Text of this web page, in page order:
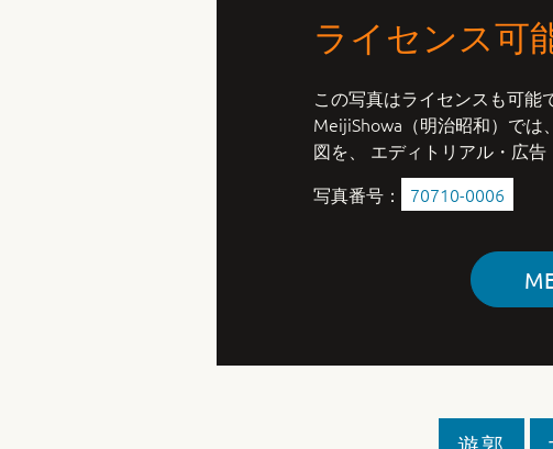
ライセンス可
この写真はライセンスも可能
MeijiShowa（明治昭和）で
図を、 エディトリアル・広
写真番号：
70710-0006